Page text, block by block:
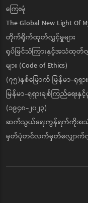
ကြေးမုံ
The Global New Light Of
တိုက်ရိုက်ထုတ်လွှင့်မှုများ
ရုပ်မြင်သံကြားနှင့်အသံထုတ်
များ (Code of Ethics)
(၇၅)နှစ်မြောက် မြန်မာ
မြန်မာ-ရုရှားချစ်ကြည်ရေ
(၁၉၄၈-၂၀၂၃)
ဆက်သွယ်ရေးကွန်ရက်ကိုအသုံး
မှတ်ပုံတင်လက်မှတ်လျှောက်